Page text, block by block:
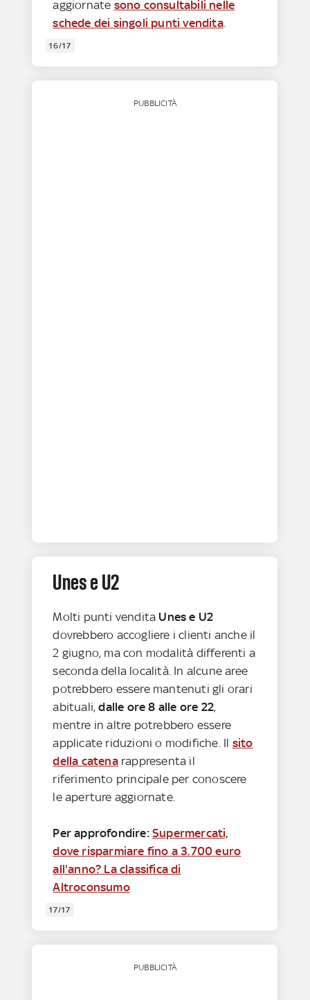
aggiornate sono consultabili nelle
schede dei singoli punti vendita.
16/17
PUBBLICITÀ
Unes e U2
Molti punti vendita Unes e U2
dovrebbero accogliere i clienti anche il
2 giugno, ma con modalità differenti a
seconda della località. In alcune aree
potrebbero essere mantenuti gli orari
abituali,dalle ore 8 alle ore 22,
mentre in altre potrebbero essere
applicate riduzioni o modifiche. Il sito
della catenarappresenta il
riferimento principale per conoscere
le aperture aggiornate.
Per approfondire:Supermercati,
dove risparmiare fino a 3.700 euro
all'anno? La classifica di
Altroconsumo
17/17
PUBBLICITÀ